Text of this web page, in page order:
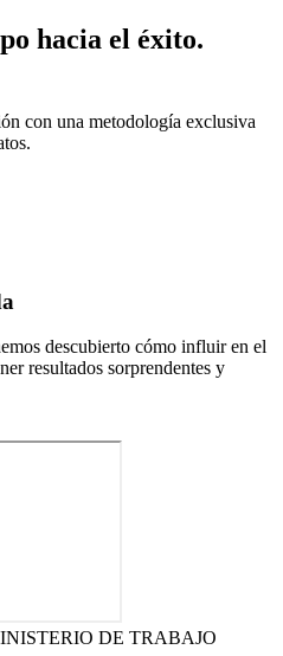
hacia el éxito.
con una metodología exclusiva
descubierto cómo influir en el
resultados sorprendentes y
DE TRABAJO